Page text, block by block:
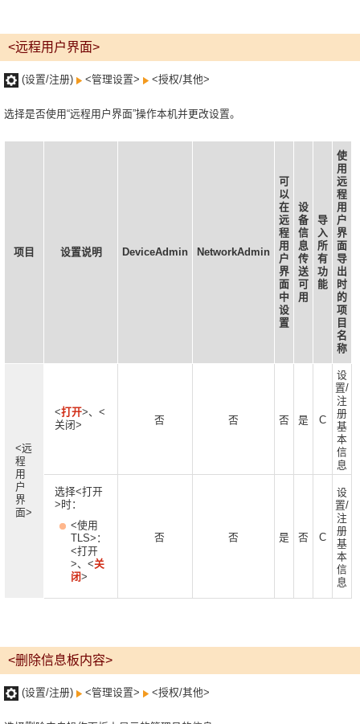
<远程用户界面>
(设置/注册) <管理设置> <授权/其他>
选择是否使用“远程用户界面”操作本机并更改设置。
项目 设置说明 DeviceAdmin NetworkAdmin
可
以
在
远
程
用
户
界
面
中
设
置
设
备
信
息
传
送
可
用
导
入
所
有
功
能
使
用
远
程
用
户
界
面
导
出
时
的
项
目
名
称
<远
程
用
户
界
面>
<打开>、<
关闭>
否 否 否 是 C
设
置/
注
册
基
本
信
息
选择<打开
>时：
<使用
TLS>：
<打开
>、<关
闭>
否 否 是 否 C
设
置/
注
册
基
本
信
息
<删除信息板内容>
(设置/注册) <管理设置> <授权/其他>